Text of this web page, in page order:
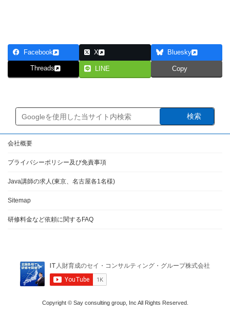
Facebook X Bluesky
Threads LINE Copy
検索
会社概要
プライバシーポリシー及び免責事項
Java講師の求人(東京、名古屋各1名様)
Sitemap
研修料金など依頼に関するFAQ
Copyright © Say consulting group, Inc All Rights Reserved.